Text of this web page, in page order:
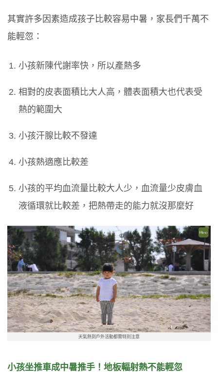
其實許多因素造成孩子比較容易中暑，家長們千萬不
能輕忽：
小孩新陳代謝率快，所以產熱多
相對的皮表面積比大人高，體表面積大也代表受
熱的範圍大
小孩汗腺比較不發達
小孩熱適應比較差
小孩的平均血流量比較大人少，血流量少皮膚血
液循環就比較差，把熱帶走的能力就沒那麼好
天氣熱到戶外活動都需特別注意
小孩坐推車成中暑推手！地板輻射熱不能輕忽